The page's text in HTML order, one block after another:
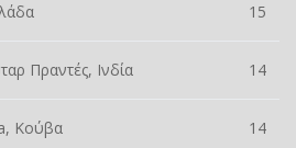
15
Πραντές, Ινδία 14
Κούβα 14